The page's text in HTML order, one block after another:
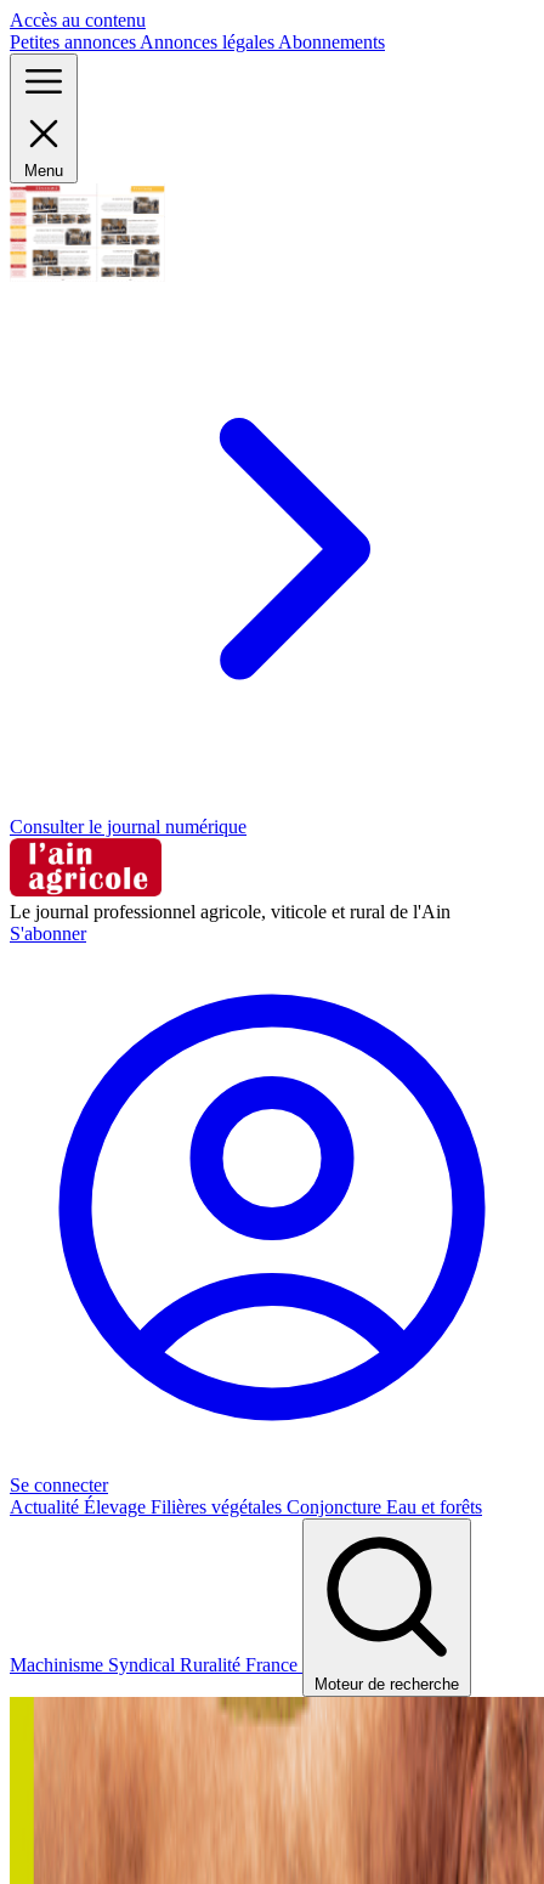
Accès au contenu
Petites annonces Annonces légales Abonnements
Menu
Consulter le journal numérique
Le journal professionnel agricole, viticole et rural de l'Ain
S'abonner
Se connecter
Actualité Élevage Filières végétales Conjoncture Eau et forêts
Machinisme Syndical Ruralité France
Moteur de recherche
Panneau de gestion des cookies